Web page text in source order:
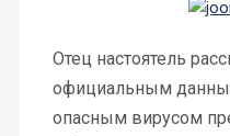
Отец настоятель
официальным
опасным вирусом